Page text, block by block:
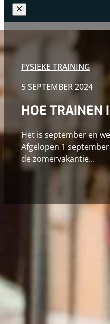
FYSIEKE TRAINING
5 SEPTEMBER 2024
HOE TRAINEN
Het is september en
Afgelopen 1
de zomervakantie…
Het is september en
er nog de nodige
van grote invloed zijn
TRAINEN IN